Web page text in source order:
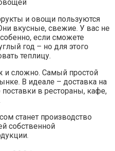
и овощи пользуются
вкусные, свежие. У вас не
если сможете
год – но для этого
теплицу.
и сложно. Самый простой
В идеале – доставка на
в рестораны, кафе,
станет производство
собственной